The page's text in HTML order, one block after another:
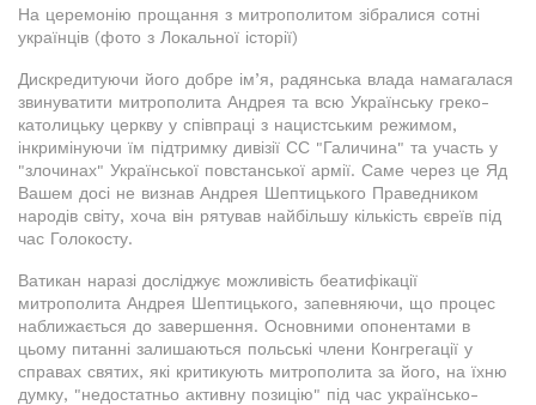
На церемонію прощання з митрополитом зібралися сотні
українців (фото з Локальної історії)
Дискредитуючи його добре ім’я, радянська влада намагалася
звинуватити митрополита Андрея та всю Українську греко-
католицьку церкву у співпраці з нацистським режимом,
інкримінуючи їм підтримку дивізії СС "Галичина" та участь у
"злочинах" Української повстанської армії. Саме через це Яд
Вашем досі не визнав Андрея Шептицького Праведником
народів світу, хоча він рятував найбільшу кількість євреїв під
час Голокосту.
Ватикан наразі досліджує можливість беатифікації
митрополита Андрея Шептицького, запевняючи, що процес
наближається до завершення. Основними опонентами в
цьому питанні залишаються польські члени Конгрегації у
справах святих, які критикують митрополита за його, на їхню
думку, "недостатньо активну позицію" під час українсько-